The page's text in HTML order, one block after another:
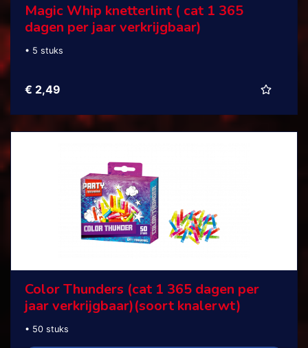
Magic Whip knetterlint ( cat 1 365
dagen per jaar verkrijgbaar)
• 5 stuks
€ 2,49
Color Thunders (cat 1 365 dagen per
jaar verkrijgbaar)(soort knalerwt)
• 50 stuks